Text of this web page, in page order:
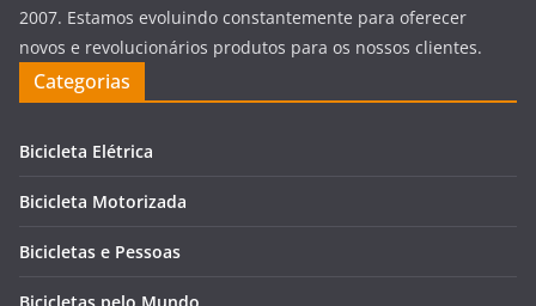
2007. Estamos evoluindo constantemente para oferecer
novos e revolucionários produtos para os nossos clientes.
Categorias
Bicicleta Elétrica
Bicicleta Motorizada
Bicicletas e Pessoas